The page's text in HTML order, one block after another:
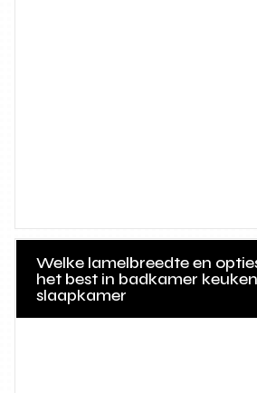
Welke lamelbreedte en
het best in badkamer
slaapkamer